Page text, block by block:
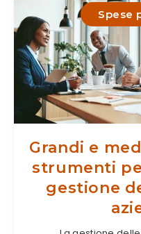
Spese
Grandi e
strumenti
gestione